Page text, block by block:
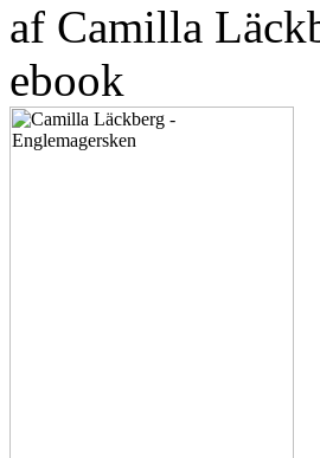
af Camilla
ebook